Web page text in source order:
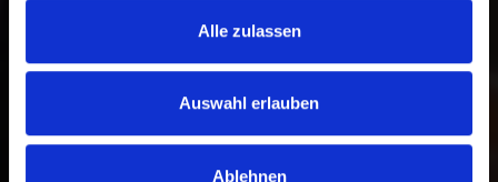
Alle zulassen
Auswahl erlauben
Ablehnen